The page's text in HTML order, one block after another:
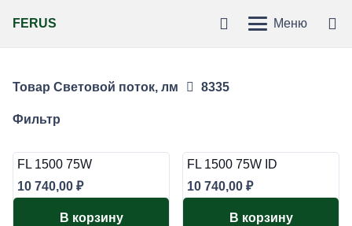
FERUS Меню
Товар Световой поток, лм 8335
Фильтр
FL 1500 75W
10 740,00 ₽
В корзину
FL 1500 75W ID
10 740,00 ₽
В корзину